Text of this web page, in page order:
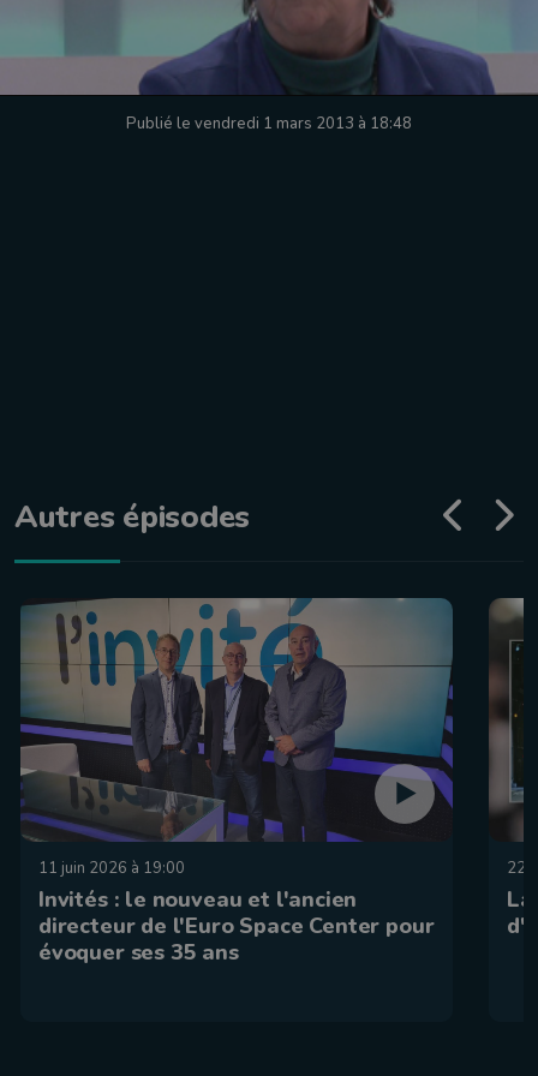
Publié le vendredi 1 mars 2013 à 18:48
Autres épisodes
11 juin 2026 à 19:00
Invités : le nouveau et l'ancien
directeur de l'Euro Space Center pour
évoquer ses 35 ans
22